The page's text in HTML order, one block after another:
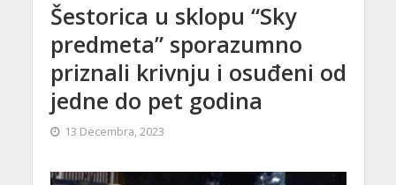
Šestorica u sklopu “Sky
predmeta” sporazumno
priznali krivnju i osuđeni od
jedne do pet godina
13 Decembra, 2023